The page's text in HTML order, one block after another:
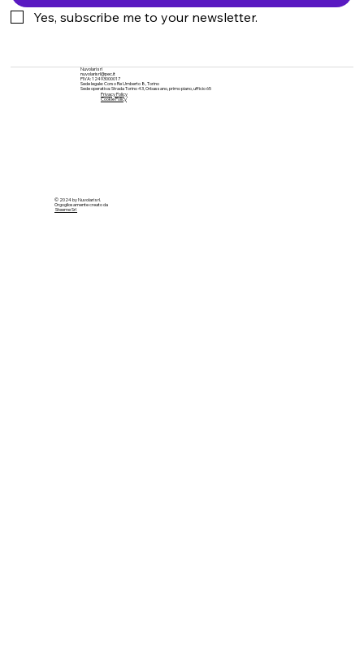
Yes, subscribe me to your newsletter.
Nuvolari srl
nuvolarisrl@pec.it
PIVA: 12493000017
Sede legale: Corso Re Umberto 8, Torino
Sede operativa: Strada Torino 43, Orbassano, primo piano, ufficio 65
Privacy Policy
Cookie Policy
© 2024 by Nuvolari srl.
Orgogliosamente creato da
Steeme Srl